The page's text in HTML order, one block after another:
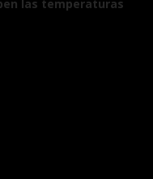
las temperaturas